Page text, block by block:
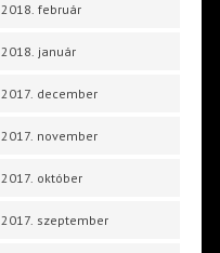
2018. február
2018. január
2017. december
2017. november
2017. október
2017. szeptember